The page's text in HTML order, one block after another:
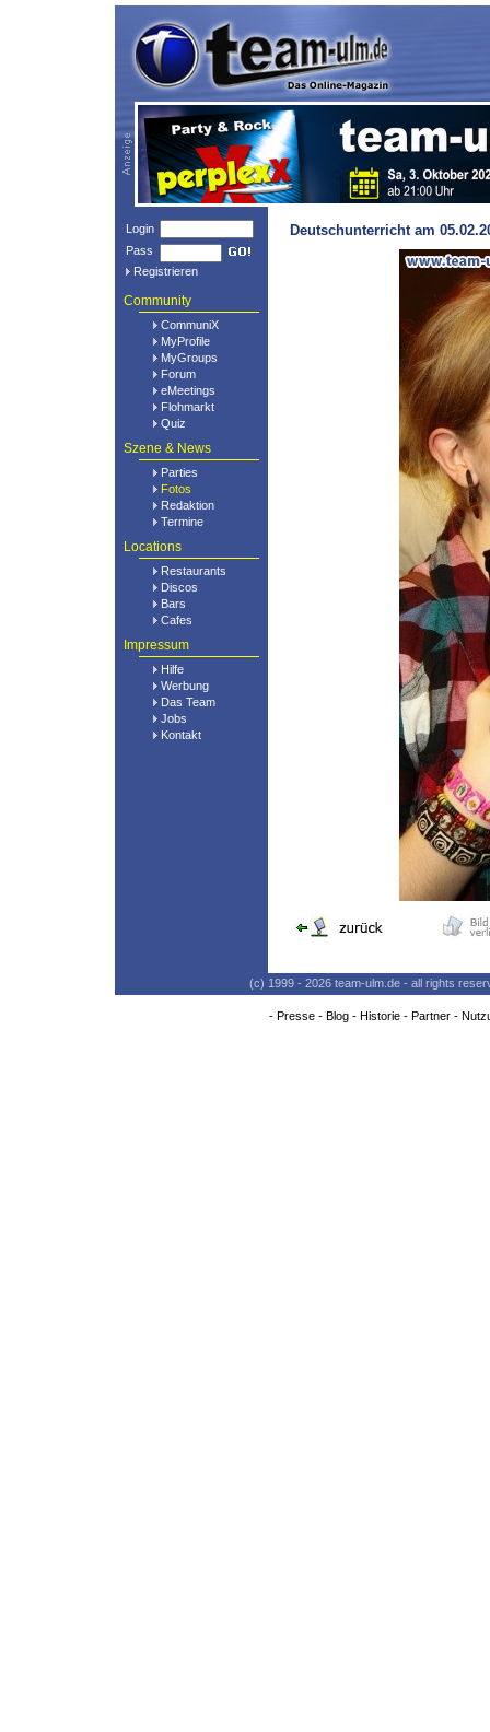
Login
Pass
Registrieren
Community
CommuniX
MyProfile
MyGroups
Forum
eMeetings
Flohmarkt
Quiz
Szene & News
Parties
Fotos
Redaktion
Termine
Locations
Restaurants
Discos
Bars
Cafes
Impressum
Hilfe
Werbung
Das Team
Jobs
Kontakt
Deutschunterricht am
(c) 1999 - 2026 team-ulm.de - all rights
- Presse- Blog- Historie- Partner-